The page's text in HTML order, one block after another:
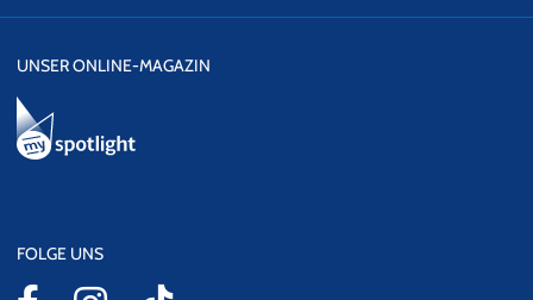
UNSER ONLINE-MAGAZIN
FOLGE UNS